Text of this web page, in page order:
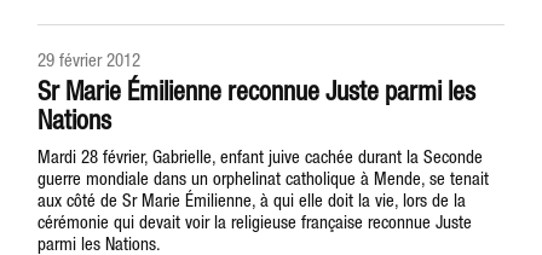
29 février 2012
Sr Marie Émilienne reconnue Juste parmi les
Nations
Mardi 28 février, Gabrielle, enfant juive cachée durant la Seconde
guerre mondiale dans un orphelinat catholique à Mende, se tenait
aux côté de Sr Marie Émilienne, à qui elle doit la vie, lors de la
cérémonie qui devait voir la religieuse française reconnue Juste
parmi les Nations.